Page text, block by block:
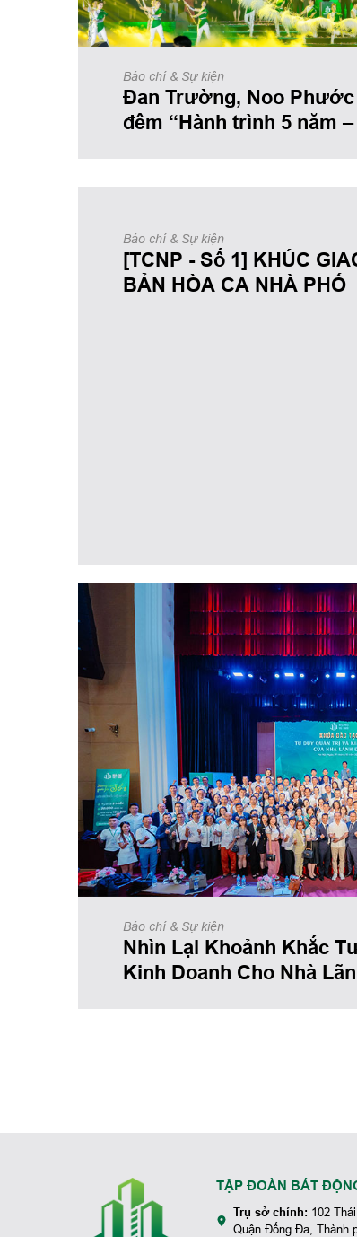
Báo chí & Sự kiện
Đan Trường, Noo Phước
đêm “Hành trình 5 năm
Báo chí & Sự kiện
[TCNP - Số 1] KHÚC
BẢN HÒA CA NHÀ PHỐ
Báo chí & Sự kiện
Nhìn Lại Khoảnh Khắc
Kinh Doanh Cho Nhà
TẬP ĐOÀN BẤT
Trụ sở chính: 102
Quận Đống Đa, Thành